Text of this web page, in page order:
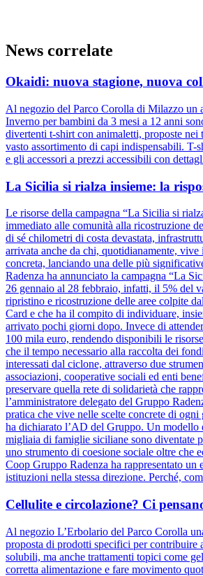
News correlate
Okaidi: nuova stagione, nuova
Al negozio del Parco Corolla di Milazzo un
Inverno per bambini da 3 mesi a 12 anni
divertenti t-shirt con animaletti, proposte
vasto assortimento di capi indispensabili.
e gli accessori a prezzi accessibili con
La Sicilia si rialza insieme: la
Le risorse della campagna “La Sicilia si
immediato alle comunità alla ricostruzione
di sé chilometri di costa devastata,
arrivata anche da chi, quotidianamente,
concreta, lanciando una delle più
Radenza ha annunciato la campagna “La
26 gennaio al 28 febbraio, infatti, il 5% del
ripristino e ricostruzione delle aree colpite
Card e che ha il compito di individuare,
arrivato pochi giorni dopo. Invece di
100 mila euro, rendendo disponibili le
che il tempo necessario alla raccolta dei
interessati dal ciclone, attraverso due
associazioni, cooperative sociali ed enti
preservare quella rete di solidarietà che
l’amministratore delegato del Gruppo
pratica che vive nelle scelte concrete di
ha dichiarato l’AD del Gruppo. Un modello
migliaia di famiglie siciliane sono diventate
uno strumento di coesione sociale oltre che
Coop Gruppo Radenza ha rappresentato
istituzioni nella stessa direzione. Perché,
Cellulite e circolazione? Ci
Al negozio L’Erbolario del Parco Corolla
proposta di prodotti specifici per contribuire
solubili, ma anche trattamenti topici come
corretta alimentazione e fare movimento